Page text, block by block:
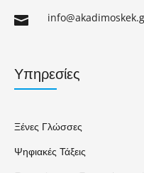

Υπηρεσίες
Ξένες Γλώσσες
Ψηφιακές Τάξεις